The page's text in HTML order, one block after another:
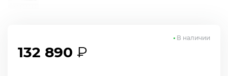
132 890 ₽
В наличии